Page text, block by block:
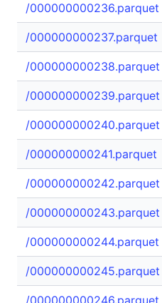
/000000000236.parquet
/000000000237.parquet
/000000000238.parquet
/000000000239.parquet
/000000000240.parquet
/000000000241.parquet
/000000000242.parquet
/000000000243.parquet
/000000000244.parquet
/000000000245.parquet
/000000000246.parquet